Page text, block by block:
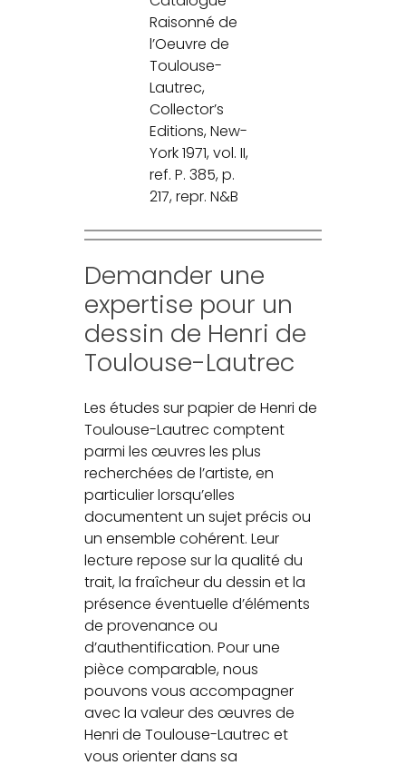
Raisonné de
l’Oeuvre de
Toulouse-
Lautrec,
Collector’s
Editions, New-
York 1971, vol. II,
ref. P. 385, p.
217, repr. N&B
Demander une
expertise pour un
dessin de Henri de
Toulouse-Lautrec
Les études sur papier de Henri de
Toulouse-Lautrec comptent
parmi les œuvres les plus
recherchées de l’artiste, en
particulier lorsqu’elles
documentent un sujet précis ou
un ensemble cohérent. Leur
lecture repose sur la qualité du
trait, la fraîcheur du dessin et la
présence éventuelle d’éléments
de provenance ou
d’authentification. Pour une
pièce comparable, nous
pouvons vous accompagner
avec la valeur des œuvres de
Henri de Toulouse-Lautrec et
vous orienter dans sa